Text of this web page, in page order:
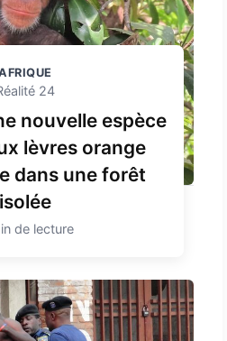
24
nouvelle espèce
lèvres orange
dans une forêt
isolée
de lecture